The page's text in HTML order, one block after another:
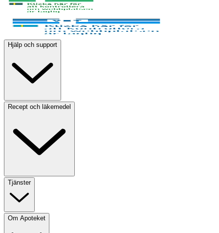
Hjälp och support
Recept och läkemedel
Tjänster
Om Apoteket